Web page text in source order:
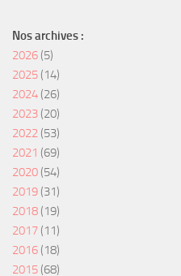
Nos archives :
2026 (5)
2025 (14)
2024 (26)
2023 (20)
2022 (53)
2021 (69)
2020 (54)
2019 (31)
2018 (19)
2017 (11)
2016 (18)
2015 (68)